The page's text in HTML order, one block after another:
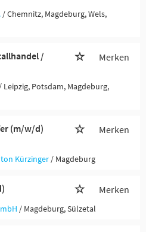
/ Chemnitz, Magdeburg, Wels,
/
Merken
/ Leipzig, Potsdam, Magdeburg,
(m/w/d) Merken
Kürzinger / Magdeburg
Merken
/ Magdeburg, Sülzetal